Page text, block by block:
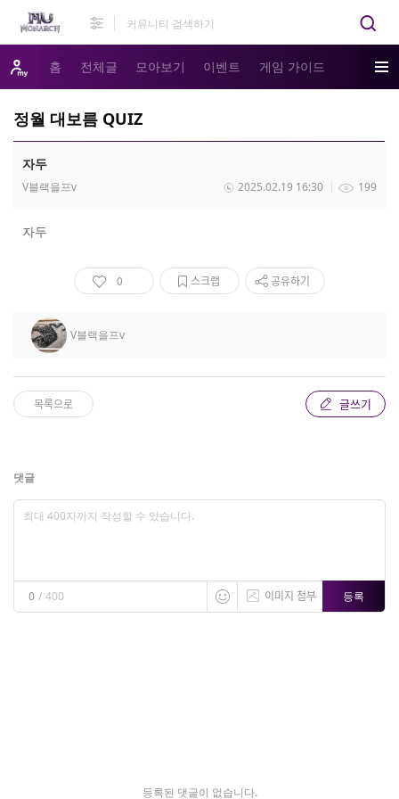
홈 전체글 모아보기 이벤트 게임 가이드
정월 대보름 QUIZ
자두
V블랙을프v 199
2025.02.19 16:30
자두
0 스크랩 공유하기
V블랙을프v
목록으로 글쓰기
댓글
0 / 400 이미지 첨부 등록
등록된 댓글이 없습니다.